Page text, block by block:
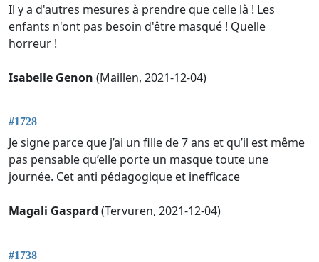
Il y a d'autres mesures à prendre que celle là ! Les
enfants n'ont pas besoin d'être masqué ! Quelle
horreur !
Isabelle Genon (Maillen, 2021-12-04)
#1728
Je signe parce que j’ai un fille de 7 ans et qu’il est même
pas pensable qu’elle porte un masque toute une
journée. Cet anti pédagogique et inefficace
Magali Gaspard (Tervuren, 2021-12-04)
#1738